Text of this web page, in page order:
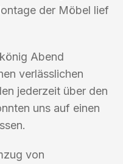
der Möbel lief
Abend
verlässlichen
jederzeit über den
uns auf einen
von